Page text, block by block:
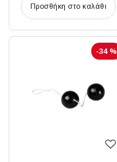
Προσθήκη στο καλάθι
-34 %